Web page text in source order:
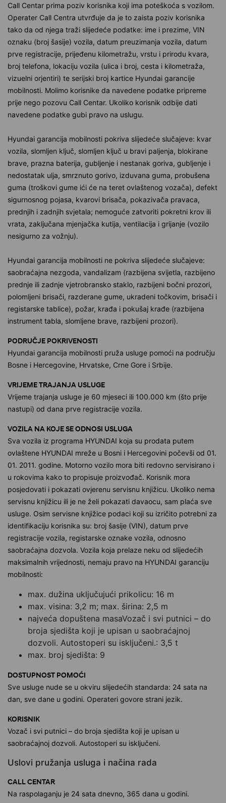
Call Centar prima poziv korisnika koji ima poteškoća s vozilom.
Operater Call Centra utvrđuje da je to zaista poziv korisnika
tako da od njega traži slijedeće podatke: ime i prezime, VIN
oznaku (broj šasije) vozila, datum preuzimanja vozila, datum
prve registracije, prijeđenu kilometražu, vrstu i prirodu kvara,
broj telefona, lokaciju vozila (ulica i broj, cesta i kilometraža,
vizuelni orjentiri) te serijski broj kartice Hyundai garancije
mobilnosti. Molimo korisnike da navedene podatke pripreme
prije nego pozovu Call Centar. Ukoliko korisnik odbije dati
navedene podatke gubi pravo na uslugu.
Hyundai garancija mobilnosti pokriva slijedeće slučajeve: kvar
vozila, slomljen ključ, slomljen ključ u bravi paljenja, blokirane
brave, prazna baterija, gubljenje i nestanak goriva, gubljenje i
nedostatak ulja, smrznuto gorivo, izduvana guma, probušena
guma (troškovi gume ići će na teret ovlaštenog vozača), defekt
sigurnosnog pojasa, kvarovi brisača, pokazivača pravaca,
prednjih i zadnjih svjetala; nemoguće zatvoriti pokretni krov ili
vrata, zaključana mjenjačka kutija, ventilacija i grijanje (vozilo
nesigurno za vožnju).
Hyundai garancija mobilnosti ne pokriva slijedeće slučajeve:
saobraćajna nezgoda, vandalizam (razbijena svijetla, razbijeno
prednje ili zadnje vjetrobransko staklo, razbijeni bočni prozori,
polomljeni brisači, razderane gume, ukradeni točkovim, brisači i
registarske tablice), požar, krađa i pokušaj krađe (razbijena
instrument tabla, slomljene brave, razbijeni prozori).
PODRUČJE POKRIVENOSTI
Hyundai garancija mobilnosti pruža usluge pomoći na području
Bosne i Hercegovine, Hrvatske, Crne Gore i Srbije.
VRIJEME TRAJANJA USLUGE
Vrijeme trajanja usluge je 60 mjeseci ili 100.000 km (što prije
nastupi) od dana prve registracije vozila.
VOZILA NA KOJE SE ODNOSI USLUGA
Sva vozila iz programa HYUNDAI koja su prodata putem
ovlaštene HYUNDAI mreže u Bosni i Hercegovini počevši od 01.
01. 2011. godine. Motorno vozilo mora biti redovno servisirano i
u rokovima kako to propisuje proizvođač. Korisnik mora
posjedovati i pokazati ovjerenu servisnu knjižicu. Ukoliko nema
servisnu knjižicu ili je ne želi pokazati davaocu, sam plaća sve
usluge. Osim servisne knjižice podaci koji su izričito potrebni za
identifikaciju korisnika su: broj šasije (VIN), datum prve
registracije vozila, registarske oznake vozila, odnosno
saobraćajna dozvola. Vozila koja prelaze neku od slijedećih
maksimalnih vrijednosti, nemaju pravo na HYUNDAI garanciju
mobilnosti:
max. dužina uključujući prikolicu: 16 m
max. visina: 3,2 m; max. širina: 2,5 m
najveća dopuštena masaVozač i svi putnici – do
broja sjedišta koji je upisan u saobraćajnoj
dozvoli. Autostoperi su isključeni.: 3,5 t
max. broj sjedišta: 9
DOSTUPNOST POMOĆI
Sve usluge nude se u okviru slijedećih standarda: 24 sata na
dan, sve dane u godini. Operateri govore strani jezik.
KORISNIK
Vozač i svi putnici – do broja sjedišta koji je upisan u
saobraćajnoj dozvoli. Autostoperi su isključeni.
Uslovi pružanja usluga i načina rada
CALL CENTAR
Na raspolaganju je 24 sata dnevno, 365 dana u godini.